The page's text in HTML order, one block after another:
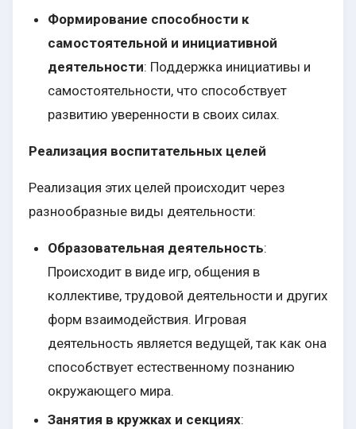
Формирование способности к
самостоятельной и инициативной
деятельности: Поддержка инициативы и
самостоятельности, что способствует
развитию уверенности в своих силах.
Реализация воспитательных целей
Реализация этих целей происходит через
разнообразные виды деятельности:
Образовательная деятельность:
Происходит в виде игр, общения в
коллективе, трудовой деятельности и других
форм взаимодействия. Игровая
деятельность является ведущей, так как она
способствует естественному познанию
окружающего мира.
Занятия в кружках и секциях: